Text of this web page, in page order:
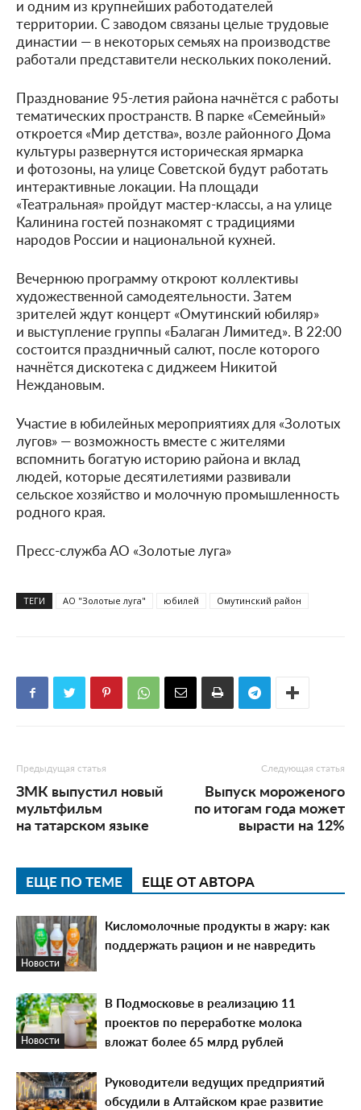
и одним из крупнейших работодателей
территории. С заводом связаны целые трудовые
династии — в некоторых семьях на производстве
работали представители нескольких поколений.
Празднование 95-летия района начнётся с работы
тематических пространств. В парке «Семейный»
откроется «Мир детства», возле районного Дома
культуры развернутся историческая ярмарка
и фотозоны, на улице Советской будут работать
интерактивные локации. На площади
«Театральная» пройдут мастер-классы, а на улице
Калинина гостей познакомят с традициями
народов России и национальной кухней.
Вечернюю программу откроют коллективы
художественной самодеятельности. Затем
зрителей ждут концерт «Омутинский юбиляр»
и выступление группы «Балаган Лимитед». В 22:00
состоится праздничный салют, после которого
начнётся дискотека с диджеем Никитой
Неждановым.
Участие в юбилейных мероприятиях для «Золотых
лугов» — возможность вместе с жителями
вспомнить богатую историю района и вклад
людей, которые десятилетиями развивали
сельское хозяйство и молочную промышленность
родного края.
Пресс-служба АО «Золотые луга»
ТЕГИ АО "Золотые луга" юбилей Омутинский район
Предыдущая статья
ЗМК выпустил новый
мультфильм
на татарском языке
Следующая статья
Выпуск мороженого
по итогам года может
вырасти на 12%
ЕЩЕ ПО ТЕМЕ ЕЩЕ ОТ АВТОРА
Новости
Кисломолочные продукты в жару: как
поддержать рацион и не навредить
Новости
В Подмосковье в реализацию 11
проектов по переработке молока
вложат более 65 млрд рублей
Руководители ведущих предприятий
обсудили в Алтайском крае развитие